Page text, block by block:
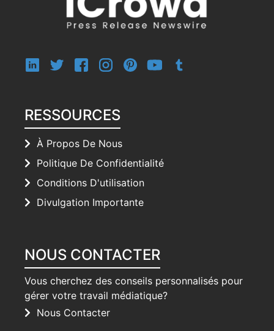
RESSOURCES
À Propos De Nous
Politique De Confidentialité
Conditions D'utilisation
Divulgation Importante
NOUS CONTACTER
Vous cherchez des conseils personnalisés pour
gérer votre travail médiatique?
Nous Contacter